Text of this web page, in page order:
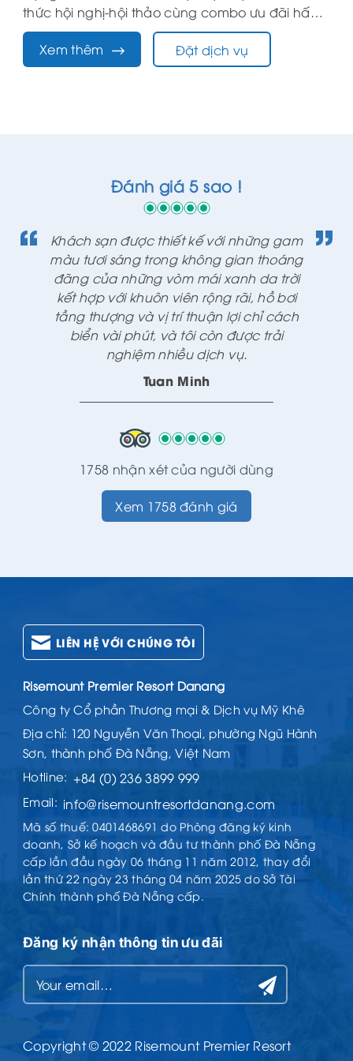
thức hội nghị-hội thảo cùng combo ưu đãi hấp
dẫn khác.
Xem thêm
Đặt dịch vụ
Đánh giá 5 sao !
Khách sạn được thiết kế với những gam
màu tươi sáng trong không gian thoáng
đãng của những vòm mái xanh da trời
kết hợp với khuôn viên rộng rãi, hồ bơi
tầng thượng và vị trí thuận lợi chỉ cách
biển vài phút, và tôi còn được trải
nghiệm nhiều dịch vụ.
Tuan Minh
1758 nhận xét của người dùng
Xem 1758 đánh giá
LIÊN HỆ VỚI CHÚNG TÔI
Risemount Premier Resort Danang
Công ty Cổ phần Thương mại & Dịch vụ Mỹ Khê
Địa chỉ: 120 Nguyễn Văn Thoại, phường Ngũ Hành
Sơn, thành phố Đà Nẵng, Việt Nam
Hotline: +84 (0) 236 3899 999
Email: info@risemountresortdanang.com
Mã số thuế: 0401468691 do Phòng đăng ký kinh
doanh, Sở kế hoạch và đầu tư thành phố Đà Nẵng
cấp lần đầu ngày 06 tháng 11 năm 2012, thay đổi
lần thứ 22 ngày 23 tháng 04 năm 2025 do Sở Tài
Chính thành phố Đà Nẵng cấp.
Đăng ký nhận thông tin ưu đãi
Copyright © 2022 Risemount Premier Resort